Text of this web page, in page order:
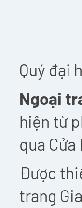
Quý đại
Ngoại
hiện từ
qua Cửa
Được
trang